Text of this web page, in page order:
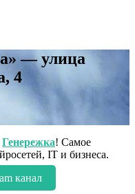
— улица
4
Генережка! Самое
IT и бизнеса.
канал